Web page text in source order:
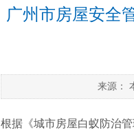
广州市房屋安全
来源：
根据《城市房屋白蚁防治